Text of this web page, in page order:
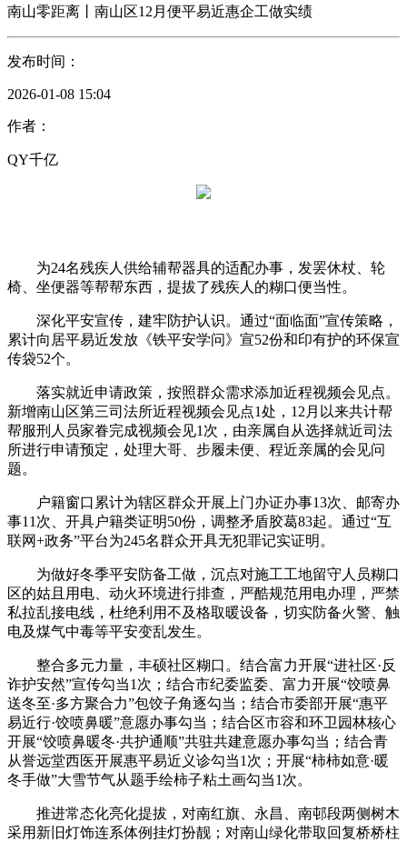
南山零距离丨南山区12月便平易近惠企工做实绩
发布时间：
2026-01-08 15:04
作者：
QY千亿
为24名残疾人供给辅帮器具的适配办事，发罢休杖、轮
椅、坐便器等帮帮东西，提拔了残疾人的糊口便当性。
深化平安宣传，建牢防护认识。通过“面临面”宣传策略，
累计向居平易近发放《铁平安学问》宣52份和印有护的环保宣
传袋52个。
落实就近申请政策，按照群众需求添加近程视频会见点。
新增南山区第三司法所近程视频会见点1处，12月以来共计帮
帮服刑人员家眷完成视频会见1次，由亲属自从选择就近司法
所进行申请预定，处理大哥、步履未便、程近亲属的会见问
题。
户籍窗口累计为辖区群众开展上门办证办事13次、邮寄办
事11次、开具户籍类证明50份，调整矛盾胶葛83起。通过“互
联网+政务”平台为245名群众开具无犯罪记实证明。
为做好冬季平安防备工做，沉点对施工工地留守人员糊口
区的姑且用电、动火环境进行排查，严酷规范用电办理，严禁
私拉乱接电线，杜绝利用不及格取暖设备，切实防备火警、触
电及煤气中毒等平安变乱发生。
整合多元力量，丰硕社区糊口。结合富力开展“进社区·反
诈护安然”宣传勾当1次；结合市纪委监委、富力开展“饺喷鼻
送冬至·多方聚合力”包饺子角逐勾当；结合市委部开展“惠平
易近行·饺喷鼻暖”意愿办事勾当；结合区市容和环卫园林核心
开展“饺喷鼻暖冬·共护通顺”共驻共建意愿办事勾当；结合青
从誉远堂西医开展惠平易近义诊勾当1次；开展“柿柿如意·暖
冬手做”大雪节气从题手绘柿子粘土画勾当1次。
推进常态化亮化提拔，对南红旗、永昌、南邨段两侧树木
采用新旧灯饰连系体例挂灯扮靓；对南山绿化带取回复桥桥柱